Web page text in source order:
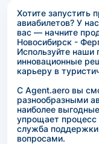
Хотите запустить
авиабилетов? У
вас — начните
Новосибирск -
Используйте наши
инновационные
карьеру в
С Agent.aero вы
разнообразными
наиболее
упрощает процесс
служба
вопросами.